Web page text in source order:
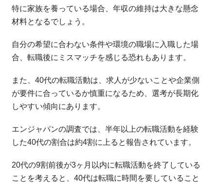
特に家族を養っている場合、年収の維持は大きな懸念
材料となるでしょう。
自分の希望に合わない条件や環境の職場に入職した場
合、転職後にミスマッチを感じる恐れもあります。
また、40代の転職活動は、求人が少ないことや企業側
が要件に合っているか慎重になるため、選考が長期化
しやすい傾向にあります。
エンジャパンの調査では、半年以上の転職活動を経験
した40代の割合は約4割に上ると報告されています。
20代の9割前後が3ヶ月以内に転職活動を終了している
ことを考えると、40代は転職に時間を要していること